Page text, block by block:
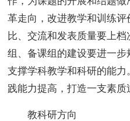
革走向，改进教学和训练
比、交流和发表质量要上
组、备课组的建设要进一
支撑学科教学和科研的能
践能力提高，打造一支素质
教科研方向